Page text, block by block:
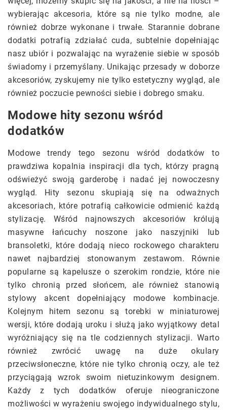
wybierając akcesoria, które są nie tylko modne, ale
również dobrze wykonane i trwałe. Starannie dobrane
dodatki potrafią zdziałać cuda, subtelnie dopełniając
nasz ubiór i pozwalając na wyrażenie siebie w sposób
świadomy i przemyślany. Unikając przesady w doborze
akcesoriów, zyskujemy nie tylko estetyczny wygląd, ale
również poczucie pewności siebie i dobrego smaku.
Modowe hity sezonu wśród
dodatków
Modowe trendy tego sezonu wśród dodatków to
prawdziwa kopalnia inspiracji dla tych, którzy pragną
odświeżyć swoją garderobę i nadać jej nowoczesny
wygląd. Hity sezonu skupiają się na odważnych
akcesoriach, które potrafią całkowicie odmienić każdą
stylizację. Wśród najnowszych akcesoriów królują
masywne łańcuchy noszone jako naszyjniki lub
bransoletki, które dodają nieco rockowego charakteru
nawet najbardziej stonowanym zestawom. Równie
popularne są kapelusze o szerokim rondzie, które nie
tylko chronią przed słońcem, ale również stanowią
stylowy akcent dopełniający modowe kombinacje.
Kolejnym hitem sezonu są torebki w miniaturowej
wersji, które dodają uroku i służą jako wyjątkowy detal
wyróżniający się na tle codziennych stylizacji. Warto
również zwrócić uwagę na duże okulary
przeciwsłoneczne, które nie tylko chronią oczy, ale też
przyciągają wzrok swoim nietuzinkowym designem.
Każdy z tych dodatków oferuje nieograniczone
możliwości w wyrażeniu swojego indywidualnego stylu,